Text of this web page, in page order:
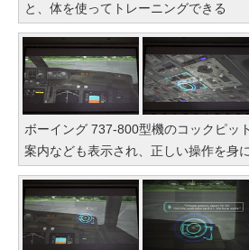
と、体を使ってトレーニングできる
ボーイング 737-800型機のコックピッ
案内なども表示され、正しい操作を身